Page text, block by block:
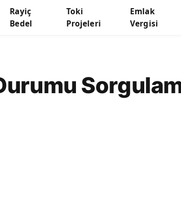
Rayiç
Bedel
Toki
Projeleri
Emlak
Vergisi